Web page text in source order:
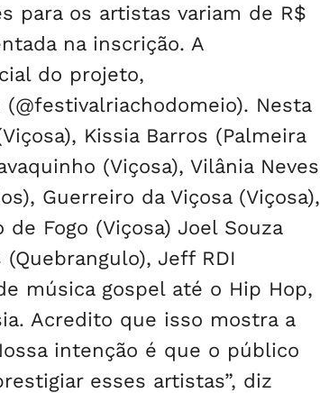
para os artistas variam de R$
na inscrição. A
do projeto,
Nesta
Kissia Barros (Palmeira
(Viçosa), Vilânia Neves
Guerreiro da Viçosa (Viçosa),
Fogo (Viçosa) Joel Souza
(Quebrangulo), Jeff RDI
música gospel até o Hip Hop,
Acredito que isso mostra a
intenção é que o público
esses artistas”, diz